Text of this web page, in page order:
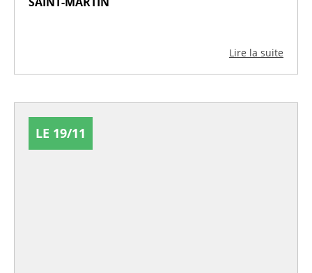
Lire la suite
LE 19/11